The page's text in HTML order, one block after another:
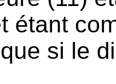
étant
si le